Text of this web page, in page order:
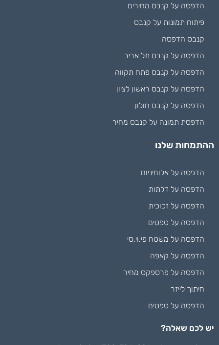
הדפסה על קנבס מחירים
פיתוח תמונות על קנבס
קנבס הדפסה
הדפסה על קנבס תל אביב
הדפסה על קנבס פתח תקווה
הדפסה על קנבס ראשון לציון
הדפסה על קנבס חולון
הדפסת תמונה על קנבס מחיר
ההתמחות שלנו
הדפסה על אלומיניום
הדפסה על דלתות
הדפסה על זכוכית
הדפסה על טפטים
הדפסה על משטח פי.וי.סי
הדפסה על קאפה
הדפסה על פרספקס מחיר
חיתוך לייזר
הדפסה על טפטים
יש לכם שאלה?